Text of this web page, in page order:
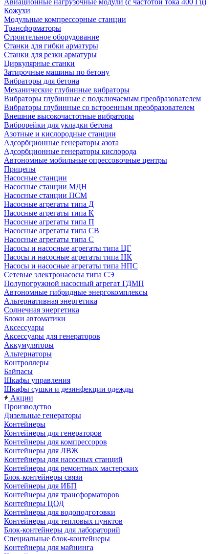
Авиационные нагрузочные модули (с частотой тока 400 Гц)
Кожухи
Модульные компрессорные станции
Трансформаторы
Строительное оборудование
Станки для гибки арматуры
Станки для резки арматуры
Циркулярные станки
Затирочные машины по бетону
Вибраторы для бетона
Механические глубинные вибраторы
Вибраторы глубинные с подключаемым преобразователем
Вибраторы глубинные со встроенным преобразователем
Внешние высокочастотные вибраторы
Виброрейки для укладки бетона
Азотные и кислородные станции
Адсорбционные генераторы азота
Адсорбционные генераторы кислорода
Автономные мобильные опрессовочные центры
Прицепы
Насосные станции
Насосные станции МДН
Насосные станции ПСМ
Насосные агрегаты типа Д
Насосные агрегаты типа К
Насосные агрегаты типа П
Насосные агрегаты типа СВ
Насосные агрегаты типа С
Насосы и насосные агрегаты типа ЦГ
Насосы и насосные агрегаты типа НК
Насосы и насосные агрегаты типа НПС
Сетевые электронасосы типа СЭ
Полупогружной насосный агрегат ГДМП
Автономные гибридные энергокомплексы
Альтернативная энергетика
Солнечная энергетика
Блоки автоматики
Аксессуары
Аксессуары для генераторов
Аккумуляторы
Альтернаторы
Контроллеры
Байпасы
Шкафы управления
Шкафы сушки и дезинфекции одежды
Акции
Производство
Дизельные генераторы
Контейнеры
Контейнеры для генераторов
Контейнеры для компрессоров
Контейнеры для ЛВЖ
Контейнеры для насосных станций
Контейнеры для ремонтных мастерских
Блок-контейнеры связи
Контейнеры для ИБП
Контейнеры для трансформаторов
Контейнеры ЦОД
Контейнеры для водоподготовки
Контейнеры для тепловых пунктов
Блок-контейнеры для лабораторий
Специальные блок-контейнеры
Контейнеры для майнинга